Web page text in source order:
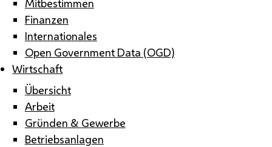
Finanzen
Internationales
Open Government Data (OGD)
Wirtschaft
Übersicht
Arbeit
Gründen & Gewerbe
Betriebsanlagen